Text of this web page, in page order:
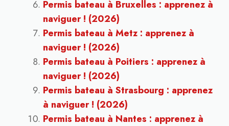
Permis bateau à Bruxelles : apprenez à
naviguer ! (2026)
Permis bateau à Metz : apprenez à
naviguer ! (2026)
Permis bateau à Poitiers : apprenez à
naviguer ! (2026)
Permis bateau à Strasbourg : apprenez
à naviguer ! (2026)
Permis bateau à Nantes : apprenez à